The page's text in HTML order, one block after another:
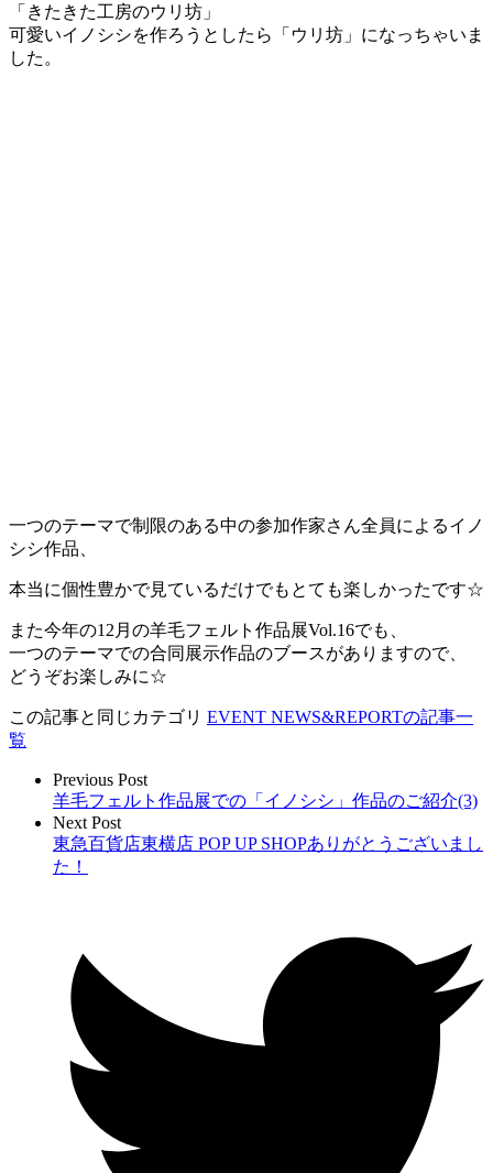
「きたきた工房のウリ坊」
可愛いイノシシを作ろうとしたら「ウリ坊」になっちゃいま
した。
一つのテーマで制限のある中の参加作家さん全員によるイノ
シシ作品、
本当に個性豊かで見ているだけでもとても楽しかったです☆
また今年の12月の羊毛フェルト作品展Vol.16でも、
一つのテーマでの合同展示作品のブースがありますので、
どうぞお楽しみに☆
この記事と同じカテゴリ EVENT NEWS&REPORTの記事一
覧
Previous Post
羊毛フェルト作品展での「イノシシ」作品のご紹介(3)
Next Post
東急百貨店東横店 POP UP SHOPありがとうございまし
た！